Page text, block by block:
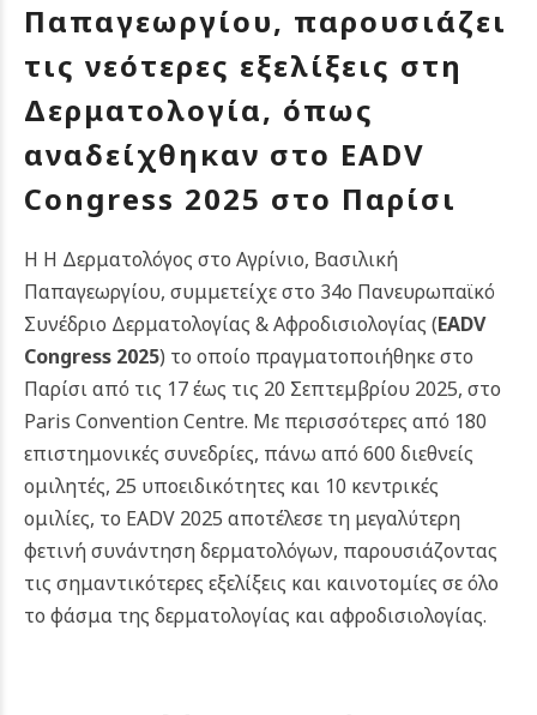
Παπαγεωργίου, παρουσιάζει
τις νεότερες εξελίξεις στη
Δερματολογία, όπως
αναδείχθηκαν στο EADV
Congress 2025 στο Παρίσι
Η Η Δερματολόγος στο Αγρίνιο, Βασιλική
Παπαγεωργίου, συμμετείχε στο 34ο Πανευρωπαϊκό
Συνέδριο Δερματολογίας & Αφροδισιολογίας (EADV
Congress 2025) το οποίο πραγματοποιήθηκε στο
Παρίσι από τις 17 έως τις 20 Σεπτεμβρίου 2025, στο
Paris Convention Centre. Με περισσότερες από 180
επιστημονικές συνεδρίες, πάνω από 600 διεθνείς
ομιλητές, 25 υποειδικότητες και 10 κεντρικές
ομιλίες, το EADV 2025 αποτέλεσε τη μεγαλύτερη
φετινή συνάντηση δερματολόγων, παρουσιάζοντας
τις σημαντικότερες εξελίξεις και καινοτομίες σε όλο
το φάσμα της δερματολογίας και αφροδισιολογίας.